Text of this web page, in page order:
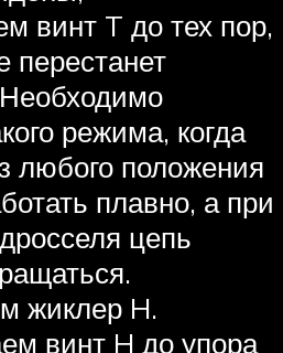
винт T до тех пор,
перестанет
режима, когда
любого положения
плавно, а при
цепь
жиклер H.
винт H до упора